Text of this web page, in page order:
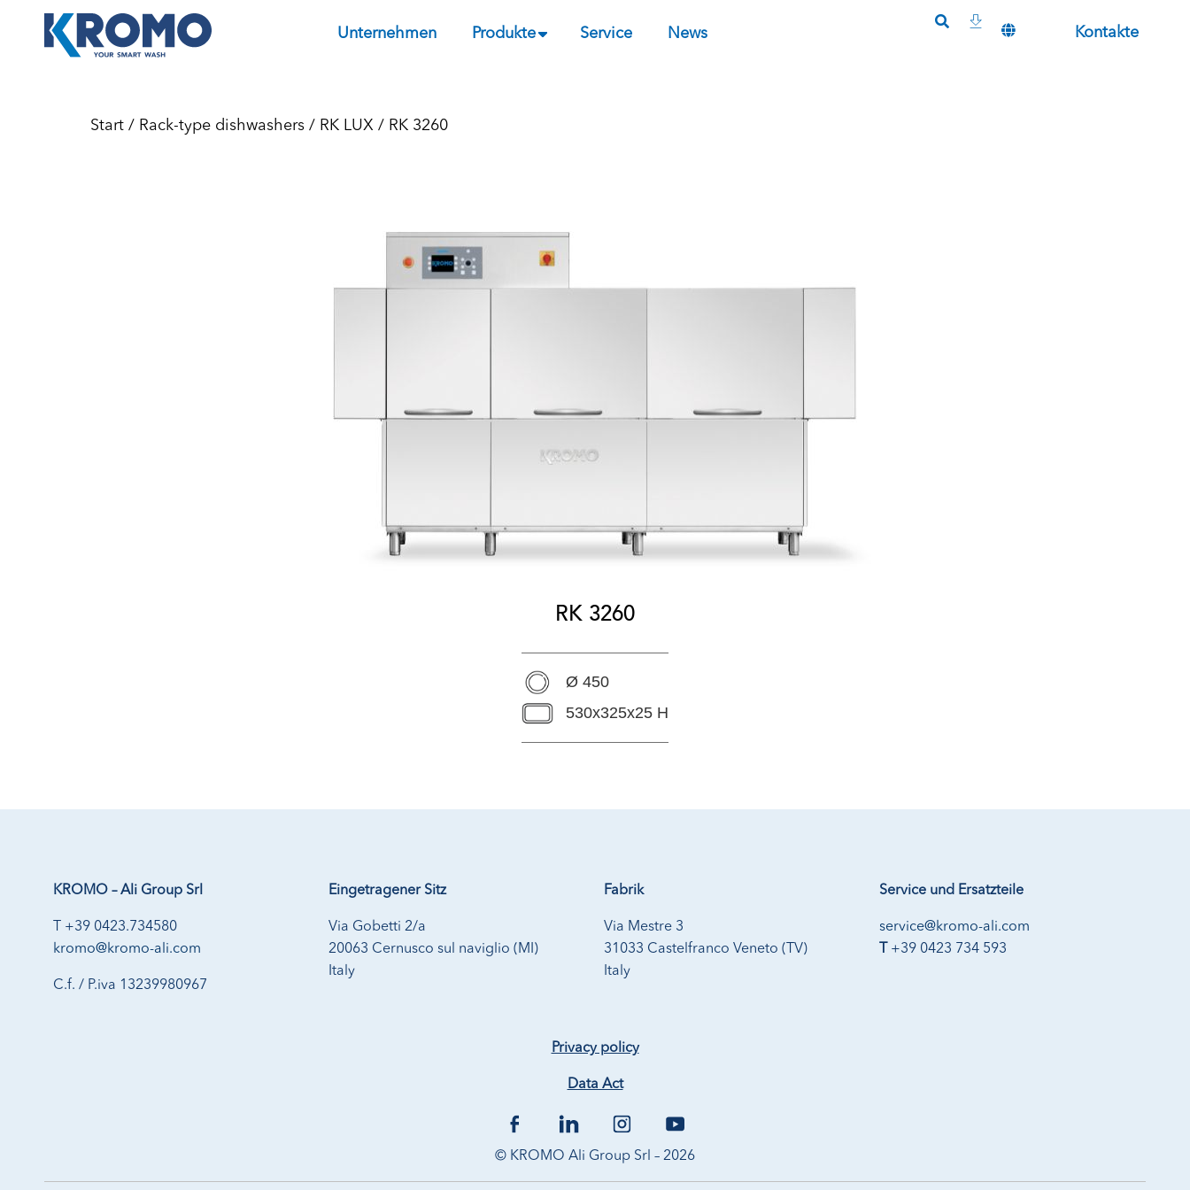
Unternehmen Produkte Service News Kontakte
Start / Rack-type dishwashers / RK LUX / RK 3260
RK 3260
Ø 450
530x325x25 H
KROMO – Ali Group Srl
T +39 0423.734580
kromo@kromo-ali.com
C.f. / P.iva 13239980967
Eingetragener Sitz
Via Gobetti 2/a
20063 Cernusco sul naviglio (MI)
Italy
Fabrik
Via Mestre 3
31033 Castelfranco Veneto (TV)
Italy
Service und Ersatzteile
service@kromo-ali.com
T +39 0423 734 593
Privacy policy
Data Act
© KROMO Ali Group Srl – 2026